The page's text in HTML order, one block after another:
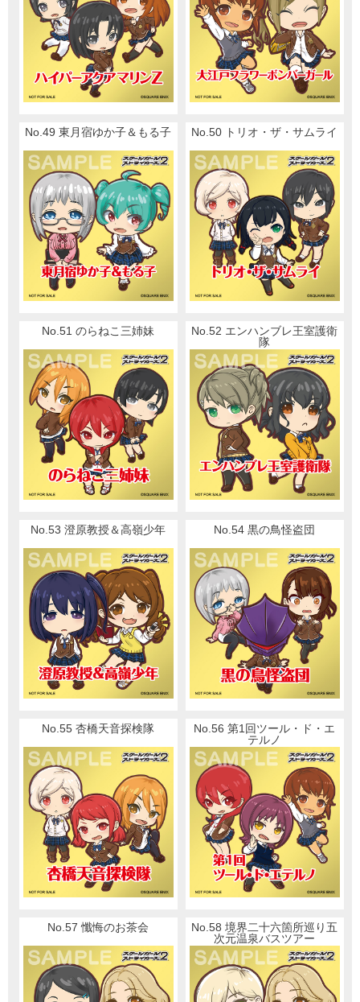
No.49 東月宿ゆか子＆もる子 No.50 トリオ・ザ・サムライ
No.51 のらねこ三姉妹
No.52 エンハンブレ王室護衛
隊
No.53 澄原教授＆高嶺少年 No.54 黒の鳥怪盗団
No.55 杏橋天音探検隊
No.56 第1回ツール・ド・エ
テルノ
No.57 懺悔のお茶会
No.58 境界二十六箇所巡り五
次元温泉バスツアー